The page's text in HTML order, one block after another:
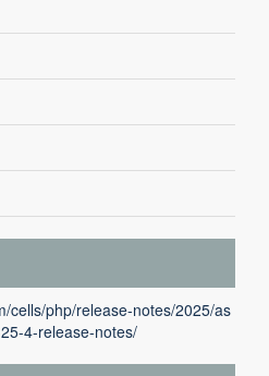
cells/php/release-notes/2025/as
4-release-notes/